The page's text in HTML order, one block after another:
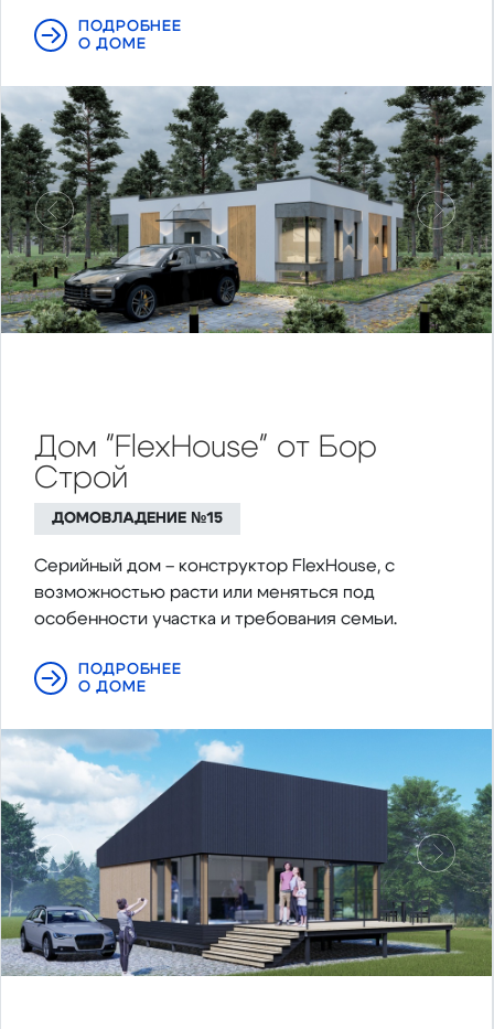
ПОДРОБНЕЕ
О ДОМЕ
Предыдущий
Дом "FlexHouse" от Бор
Строй
ДОМОВЛАДЕНИЕ №15
Cерийный дом – конструктор FlexHouse, с
возможностью расти или меняться под
особенности участка и требования семьи.
ПОДРОБНЕЕ
О ДОМЕ
Предыдущий